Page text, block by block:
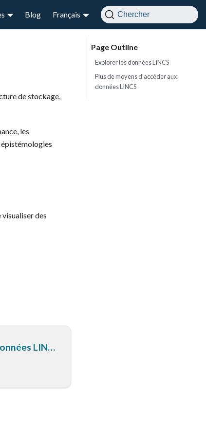
Blog Français Chercher
de stockage,
les
épistémologies
des
LINCS
Explorer les données LINCS
Plus de moyens d’accéder aux
données LINCS